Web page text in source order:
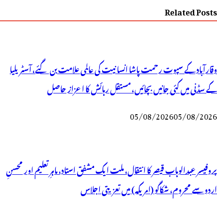
Related Posts
وقارآباد کے سپوت رحمت پاشا انسانیت کی عالمی علامت بن گئے، آسٹریلیا
کے سڈنی میں کئی جانیں بچائیں، مستقل رہائش کا اعزاز حاصل
05/08/202605/08/2026
پروفیسر عبدالوہاب قیصر کا انتقال، ملت ایک مشفق استاد، ماہرِتعلیم اور محسنِ
اردو سے محروم، شکاگو (امریکہ) میں تعزیتی اجلاس